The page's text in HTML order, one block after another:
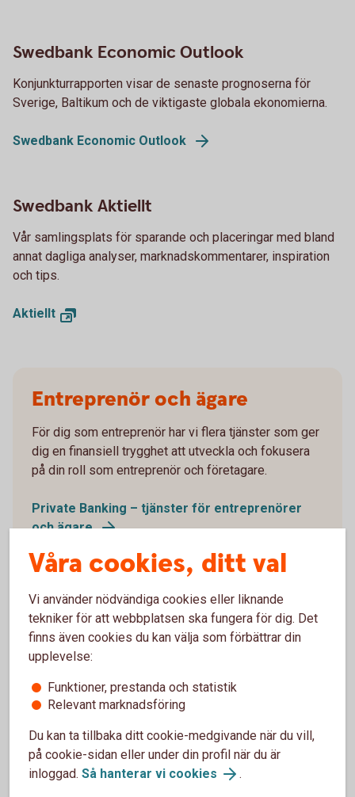
Swedbank Economic Outlook
Konjunkturrapporten visar de senaste prognoserna för
Sverige, Baltikum och de viktigaste globala ekonomierna.
Swedbank Economic Outlook
Swedbank Aktiellt
Vår samlingsplats för sparande och placeringar med bland
annat dagliga analyser, marknadskommentarer, inspiration
och tips.
Aktiellt
Entreprenör och ägare
För dig som entreprenör har vi flera tjänster som ger
dig en finansiell trygghet att utveckla och fokusera
på din roll som entreprenör och företagare.
Private Banking – tjänster för entreprenörer
och ägare
Ta del av exklusiva förmåner
Våra cookies, ditt val
Vi använder nödvändiga cookies eller liknande
tekniker för att webbplatsen ska fungera för dig. Det
finns även cookies du kan välja som förbättrar din
upplevelse:
Funktioner, prestanda och statistik
Relevant marknadsföring
Du kan ta tillbaka ditt cookie-medgivande när du vill,
på cookie-sidan eller under din profil när du är
inloggad. Så hanterar vi cookies .